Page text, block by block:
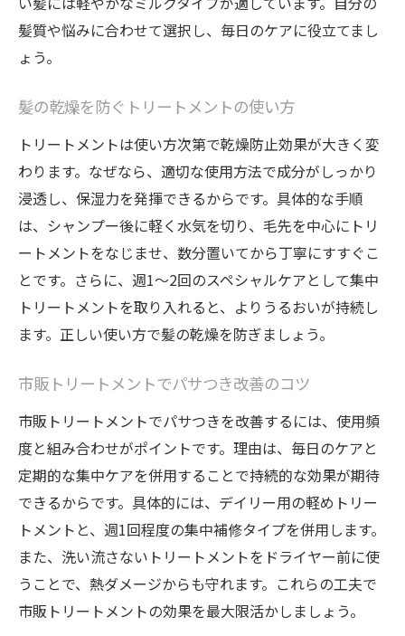
髪質や悩みに合わせて選択し、毎日のケアに役立てまし
ょう。
髪の乾燥を防ぐトリートメントの使い方
トリートメントは使い方次第で乾燥防止効果が大きく変
わります。なぜなら、適切な使用方法で成分がしっかり
浸透し、保湿力を発揮できるからです。具体的な手順
は、シャンプー後に軽く水気を切り、毛先を中心にトリ
ートメントをなじませ、数分置いてから丁寧にすすぐこ
とです。さらに、週1～2回のスペシャルケアとして集中
トリートメントを取り入れると、よりうるおいが持続し
ます。正しい使い方で髪の乾燥を防ぎましょう。
市販トリートメントでパサつき改善のコツ
市販トリートメントでパサつきを改善するには、使用頻
度と組み合わせがポイントです。理由は、毎日のケアと
定期的な集中ケアを併用することで持続的な効果が期待
できるからです。具体的には、デイリー用の軽めトリー
トメントと、週1回程度の集中補修タイプを併用します。
また、洗い流さないトリートメントをドライヤー前に使
うことで、熱ダメージからも守れます。これらの工夫で
市販トリートメントの効果を最大限活かしましょう。